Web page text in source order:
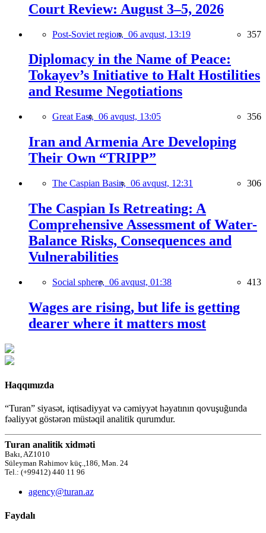
Court Review: August 3–5, 2026
Post-Soviet region, 06 avqust, 13:19 357
Diplomacy in the Name of Peace:
Tokayev’s Initiative to Halt Hostilities
and Resume Negotiations
Great East, 06 avqust, 13:05 356
Iran and Armenia Are Developing
Their Own “TRIPP”
The Caspian Basin, 06 avqust, 12:31 306
The Caspian Is Retreating: A
Comprehensive Assessment of Water-
Balance Risks, Consequences and
Vulnerabilities
Social sphere, 06 avqust, 01:38 413
Wages are rising, but life is getting
dearer where it matters most
Haqqımızda
“Turan” siyasət, iqtisadiyyat və cəmiyyət həyatının qovuşuğunda
fəaliyyət göstərən müstəqil analitik qurumdur.
Turan analitik xidməti
Bakı, AZ1010
Süleyman Rəhimov küç.,186, Mən. 24
Tel.: (+99412) 440 11 96
agency@turan.az
Faydalı